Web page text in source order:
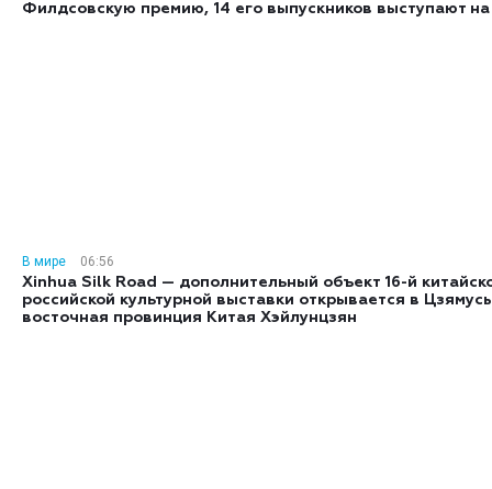
Филдсовскую премию, 14 его выпускников выступают на
В мире
06:56
Xinhua Silk Road — дополнительный объект 16-й
российской культурной выставки открывается в
восточная провинция Китая Хэйлунцзян